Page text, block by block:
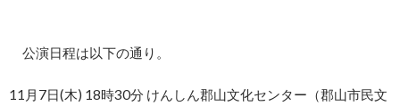
公演日程は以下の通り。
11月7日(木) 18時30分 けんしん郡山文化センター（郡山市民文